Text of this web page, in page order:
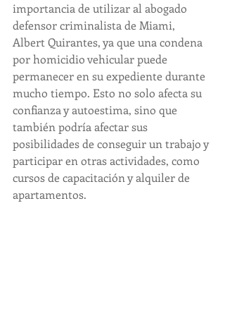
importancia de utilizar al abogado
defensor criminalista de Miami,
Albert Quirantes, ya que una condena
por homicidio vehicular puede
permanecer en su expediente durante
mucho tiempo. Esto no solo afecta su
confianza y autoestima, sino que
también podría afectar sus
posibilidades de conseguir un trabajo y
participar en otras actividades, como
cursos de capacitación y alquiler de
apartamentos.